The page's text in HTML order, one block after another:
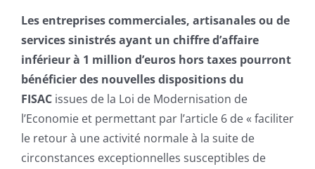
Les entreprises commerciales, artisanales ou de
services sinistrés ayant un chiffre d’affaire
inférieur à 1 million d’euros hors taxes pourront
bénéficier des nouvelles dispositions du
FISAC issues de la Loi de Modernisation de
l’Economie et permettant par l’article 6 de « faciliter
le retour à une activité normale à la suite de
circonstances exceptionnelles susceptibles de